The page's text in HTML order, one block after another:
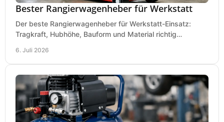
Bester Rangierwagenheber für Werkstatt
Der beste Rangierwagenheber für Werkstatt-Einsatz:
Tragkraft, Hubhöhe, Bauform und Material richtig
6. Juli 2026